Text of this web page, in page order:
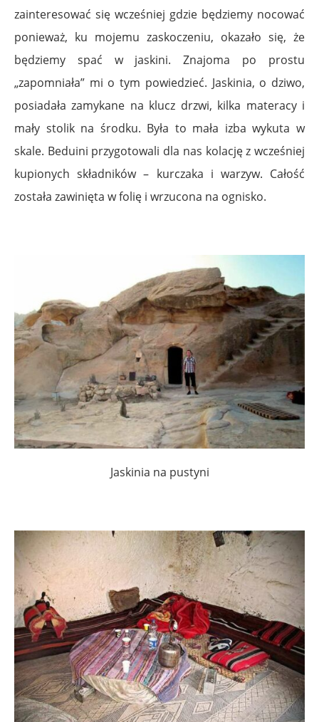
zainteresować się wcześniej gdzie będziemy nocować
ponieważ, ku mojemu zaskoczeniu, okazało się, że
będziemy spać w jaskini. Znajoma po prostu
„zapomniała” mi o tym powiedzieć. Jaskinia, o dziwo,
posiadała zamykane na klucz drzwi, kilka materacy i
mały stolik na środku. Była to mała izba wykuta w
skale. Beduini przygotowali dla nas kolację z wcześniej
kupionych składników – kurczaka i warzyw. Całość
została zawinięta w folię i wrzucona na ognisko.
Jaskinia na pustyni